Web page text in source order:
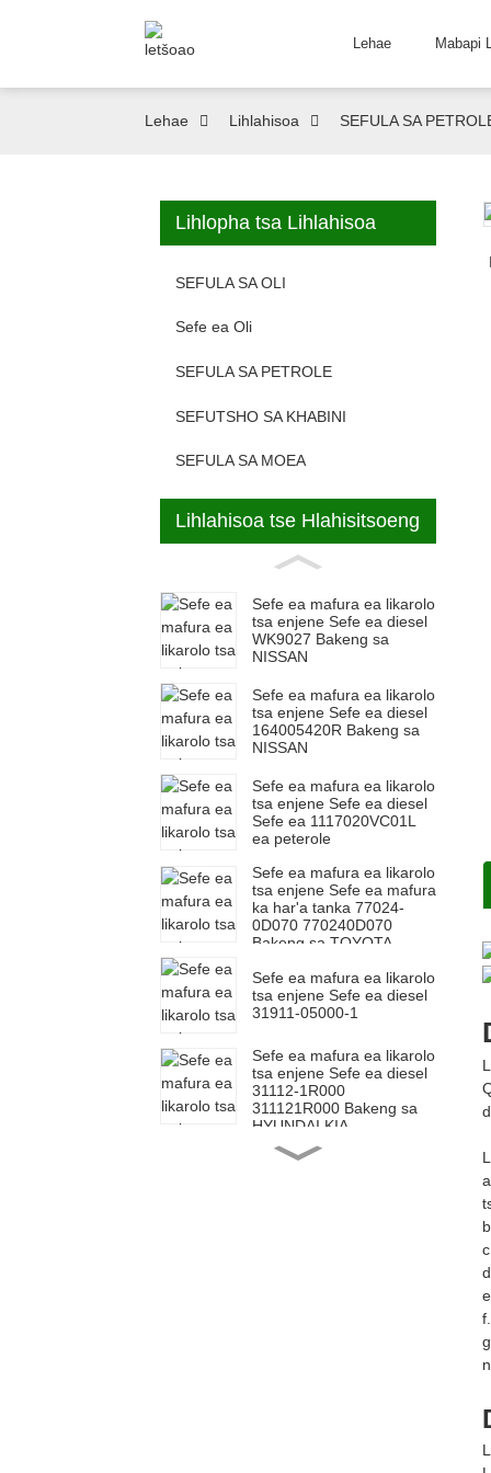
Lehae Mabapi
Lehae Lihlahisoa SEFULA SA
Lihlopha tsa Lihlahisoa
SEFULA SA OLI
Sefe ea Oli
SEFULA SA PETROLE
SEFUTSHO SA KHABINI
SEFULA SA MOEA
Lihlahisoa tse Hlahisitsoeng
Sefe ea mafura ea likarolo
tsa enjene Sefe ea diesel
WK9027 Bakeng sa
NISSAN
Sefe ea mafura ea likarolo
tsa enjene Sefe ea diesel
164005420R Bakeng sa
NISSAN
Sefe ea mafura ea likarolo
tsa enjene Sefe ea diesel
Sefe ea 1117020VC01L
ea peterole
Sefe ea mafura ea likarolo
tsa enjene Sefe ea mafura
ka har'a tanka 77024-
0D070 770240D070
Bakeng sa TOYOTA
Sefe ea mafura ea likarolo
tsa enjene Sefe ea diesel
31911-05000-1
Sefe ea mafura ea likarolo
tsa enjene Sefe ea diesel
31112-1R000
311121R000 Bakeng sa
HYUNDAI,KIA
Sefa sa mafura sa likarolo
Loading...
Loading...